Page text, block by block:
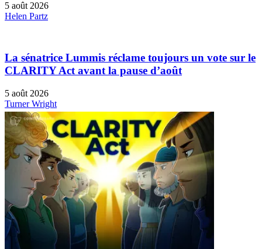
5 août 2026
Helen Partz
La sénatrice Lummis réclame toujours un vote sur le
CLARITY Act avant la pause d’août
5 août 2026
Turner Wright